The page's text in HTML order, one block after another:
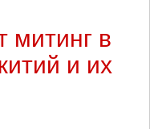
митинг в
и их